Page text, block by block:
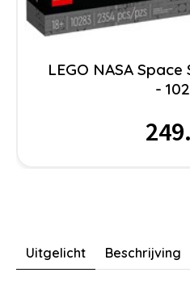
LEGO NASA
-
Uitgelicht Beschrijving